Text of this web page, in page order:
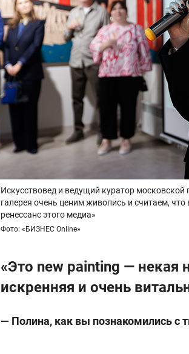
Искусствовед и ведущий куратор
галерея очень ценим живопись и считаем,
ренессанс этого медиа»
Фото: «БИЗНЕС Online»
«Это new painting — некая
искренняя и очень
— Полина, как вы познакомились с